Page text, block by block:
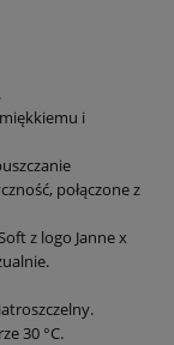
i
połączone z
z logo Janne x
30 °C.